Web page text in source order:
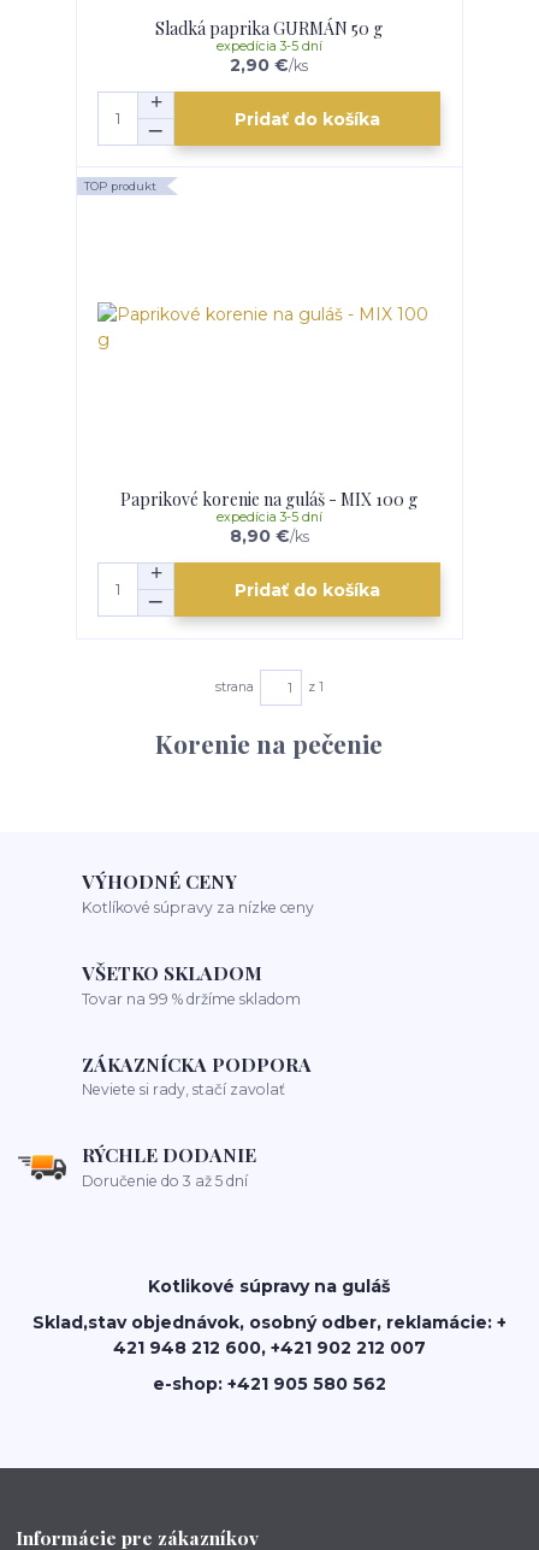
Sladká paprika GURMÁN 50 g
2,90 €/ks
expedícia 3-5 dní
Pridať do košíka
TOP produkt
Paprikové korenie na guláš - MIX 100 g
8,90 €/ks
expedícia 3-5 dní
Pridať do košíka
strana z 1
Korenie na pečenie
VÝHODNÉ CENY
Kotlíkové súpravy za nízke ceny
VŠETKO SKLADOM
Tovar na 99 % držíme skladom
ZÁKAZNÍCKA PODPORA
Neviete si rady, stačí zavolať
RÝCHLE DODANIE
Doručenie do 3 až 5 dní
Kotlikové súpravy na guláš
Sklad,stav objednávok, osobný odber, reklamácie: +
421 948 212 600, +421 902 212 007
e-shop: +421 905 580 562
Informácie pre zákazníkov